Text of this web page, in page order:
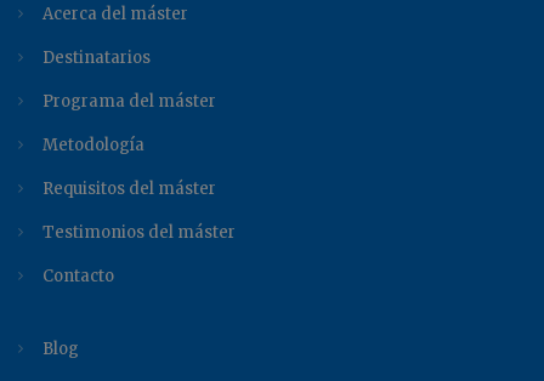
Acerca del máster
Destinatarios
Programa del máster
Metodología
Requisitos del máster
Testimonios del máster
Contacto
Blog